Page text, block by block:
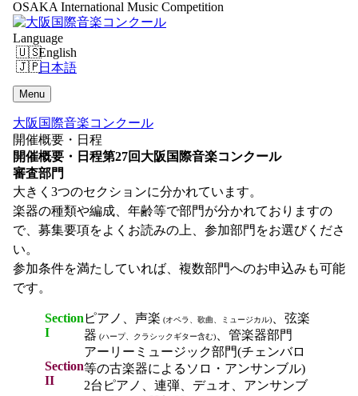
OSAKA International Music Competition
Language
English
日本語
Menu
大阪国際音楽コンクール
開催概要・日程
開催概要・日程第27回大阪国際音楽コンクール
審査部門
大きく3つのセクションに分かれています。
楽器の種類や編成、年齢等で部門が分かれておりますの
で、募集要項をよくお読みの上、参加部門をお選びくださ
い。
参加条件を満たしていれば、複数部門へのお申込みも可能
です。
Section
I
ピアノ、声楽 (オペラ、歌曲、ミュージカル)
、弦楽
器 (ハープ、クラシックギター含む) 、管楽器部門
Section
II
アーリーミュージック部門(チェンバロ
等の古楽器によるソロ・アンサンブル)
2台ピアノ、連弾、デュオ、アンサンブ